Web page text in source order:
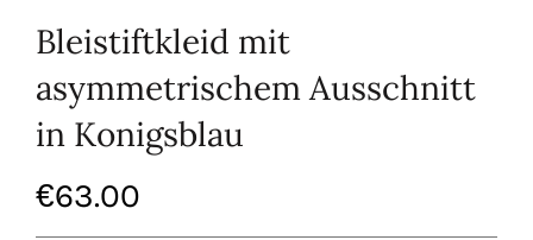
Bleistiftkleid mit
asymmetrischem Ausschnitt
in Konigsblau
€63.00